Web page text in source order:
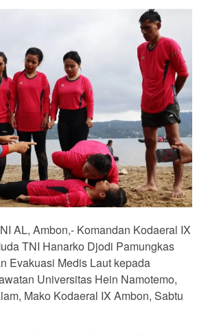
AL, Ambon,- Komandan Kodaeral IX
TNI Hanarko Djodi Pamungkas
Evakuasi Medis Laut kepada
Universitas Hein Namotemo,
Mako Kodaeral IX Ambon, Sabtu